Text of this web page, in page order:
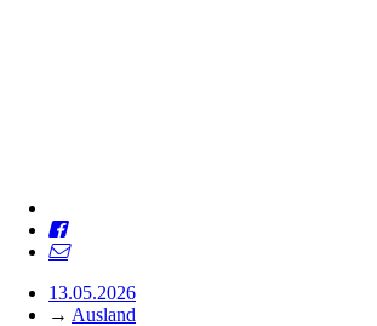
13.05.2026
→ Ausland